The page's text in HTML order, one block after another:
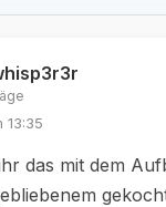
13:35
das mit dem